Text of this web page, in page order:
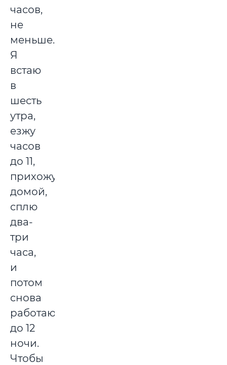
часов,
не
меньше.
Я
встаю
в
шесть
утра,
езжу
часов
до 11,
прихожу
домой,
сплю
два-
три
часа,
и
потом
снова
работаю
до 12
ночи.
Чтобы